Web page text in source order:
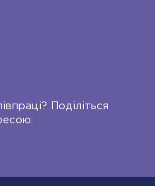
Поділіться